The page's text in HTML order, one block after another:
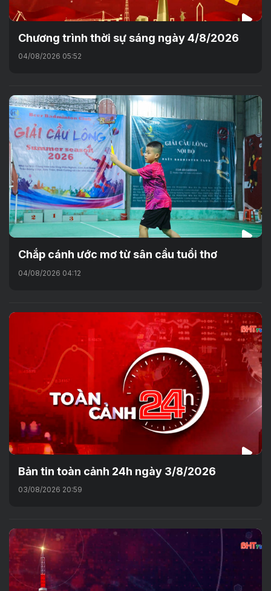
Chương trình thời sự sáng ngày 4/8/2026
04/08/2026 05:52
Chắp cánh ước mơ từ sân cầu tuổi thơ
04/08/2026 04:12
Bản tin toàn cảnh 24h ngày 3/8/2026
03/08/2026 20:59